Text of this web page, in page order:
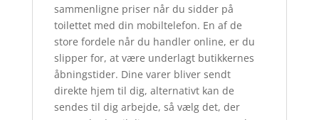
sammenligne priser når du sidder på
toilettet med din mobiltelefon. En af de
store fordele når du handler online, er du
slipper for, at være underlagt butikkernes
åbningstider. Dine varer bliver sendt
direkte hjem til dig, alternativt kan de
sendes til dig arbejde, så vælg det, der